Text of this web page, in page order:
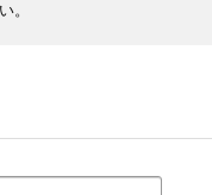
。